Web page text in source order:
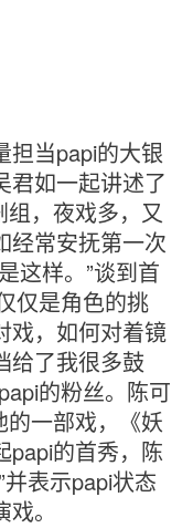
担当papi的大银
君如一起讲述了
，夜戏多，又
经常安抚第一次
这样。”谈到首
仅是角色的挑
戏，如何对着镜
给了我很多鼓
的粉丝。陈可
一部戏，《妖
papi的首秀，陈
表示papi状态
。